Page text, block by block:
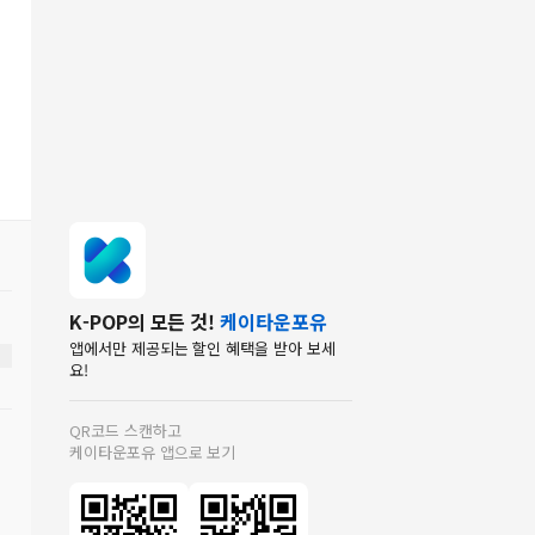
K-POP의 모든 것! 케이타운포유
앱에서만 제공되는 할인 혜택을 받아 보세
요!
QR코드 스캔하고
케이타운포유 앱으로 보기